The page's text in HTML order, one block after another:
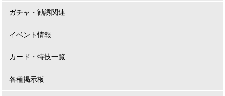
ガチャ・勧誘関連
イベント情報
カード・特技一覧
各種掲示板